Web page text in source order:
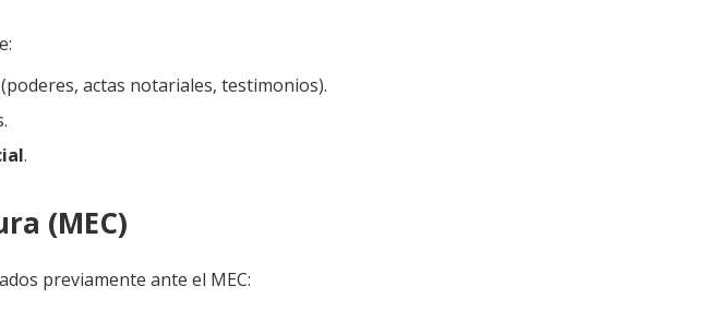
actas notariales, testimonios).
.
(MEC)
previamente ante el MEC: